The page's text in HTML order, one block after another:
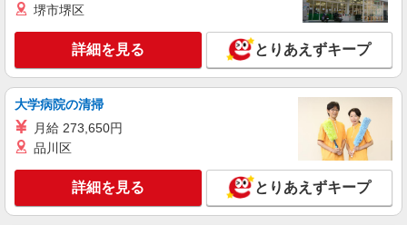
ソフトバンク品川店
ソフトバンクショップの携帯販売スタッフ
月給 210,000円 〜 280,000円 試用期間あり 3
ヶ月 ※経験・能力による 【試用期間】月給
210000 円 〜 280000 円
■ソフトバンク品川店 東京都 港区 港南2丁目
詳細を見る
ソフトバンク販売契約社員【港区エリア】
堺市堺区
詳細を見る とりあえずキープ
大学病院の清掃
月給 273,650円
品川区
詳細を見る とりあえずキープ